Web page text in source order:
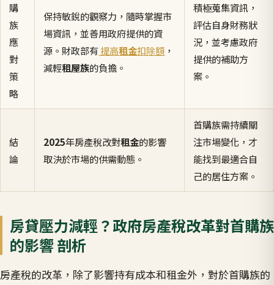
購
族
應
對
策
略
保持敏銳的觀察力，隨時掌握市
場資訊，並善用政府提供的資
源。財政部有提高租金扣除額 ，
減輕租屋族的負擔。
積極蒐集資訊，
評估自身財務狀
況，並考慮政府
提供的補助方
案。
結
論
2025年房產稅改對租金的影響
取決於市場的供需動態。
首購族需持續關
注市場變化，才
能找到最適合自
己的居住方案。
房貸壓力減輕？政府房產稅改革對首購族
的影響 剖析
房產稅的改革，除了影響持有成本和租金外，對於首購族的